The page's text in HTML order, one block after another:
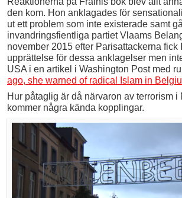
den kom. Hon anklagades för
ut ett problem som inte existerade samt
invandringsfientliga partiet Vlaams
november 2015 efter Parisattackerna fick
upprättelse för dessa anklagelser men
USA i en artikel i Washington Post med
ago, she warned of radical Islam in
Hur påtaglig är då närvaron av terrorism
kommer några kända kopplingar.